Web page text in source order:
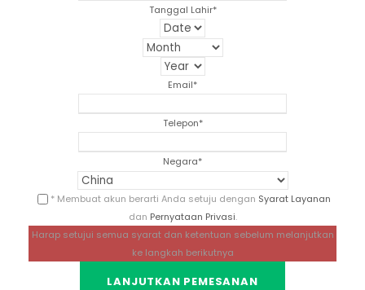
Tanggal Lahir*
Email*
Telepon*
Negara*
* Membuat akun berarti Anda setuju dengan Syarat Layanan
dan Pernyataan Privasi.
Harap setujui semua syarat dan ketentuan sebelum melanjutkan
ke langkah berikutnya